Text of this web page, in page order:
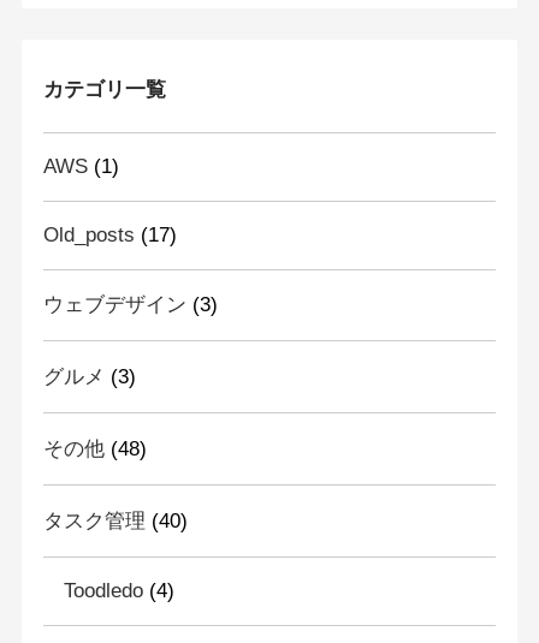
カテゴリ一覧
AWS(1)
Old_posts (17)
ウェブデザイン (3)
グルメ (3)
その他(48)
タスク管理 (40)
Toodledo(4)